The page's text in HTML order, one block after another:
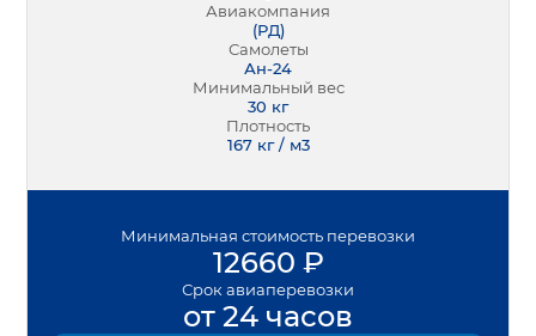
Авиакомпания
(РД)
Самолеты
Ан-24
Минимальный вес
30 кг
Плотность
167 кг / м3
Минимальная стоимость перевозки
12660 ₽
Срок авиаперевозки
от 24 часов